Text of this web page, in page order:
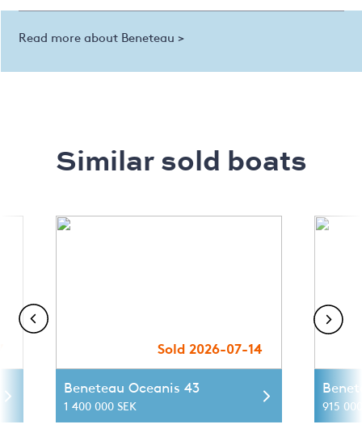
Read more about Beneteau >
Similar sold boats
Sold 2026-07-14
Beneteau Oceanis 43
1 400 000 SEK 915